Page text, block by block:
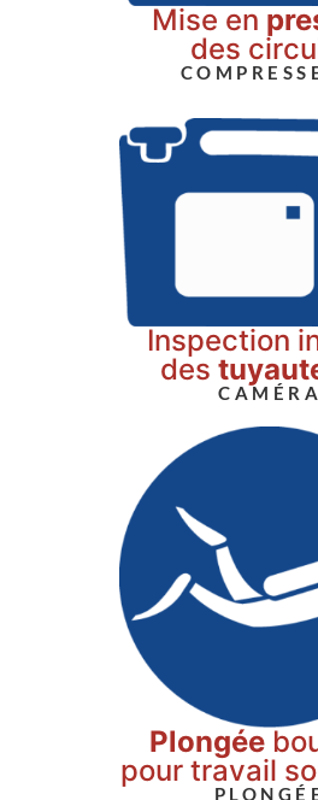
Mise en
des
Inspection
des
CAMÉRA
Plongée
pour travail